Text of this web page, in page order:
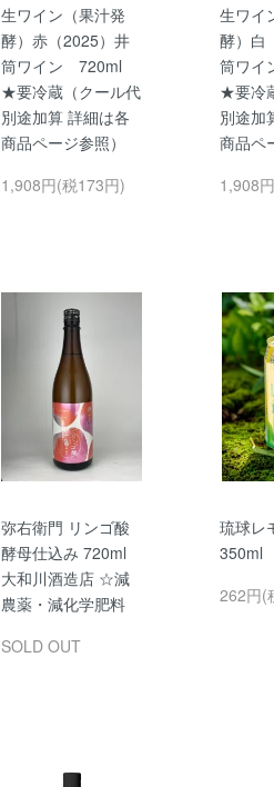
生ワイン（果汁発
酵）赤（2025）井
筒ワイン 720ml
★要冷蔵（クール代
別途加算 詳細は各
商品ページ参照）
1,908円(税173円)
生ワイ
酵）白
筒ワ
★要冷
別途加
商品ペ
1,908
弥右衛門 リンゴ酸
酵母仕込み 720ml
大和川酒造店 ☆減
農薬・減化学肥料
SOLD OUT
琉球
350ml
262円(